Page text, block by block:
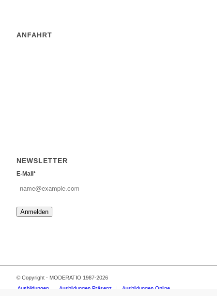
ANFAHRT
NEWSLETTER
E-Mail*
Anmelden
© Copyright - MODERATIO 1987-2026
Ausbildungen
Ausbildungen Präsenz Ausbildungen Online